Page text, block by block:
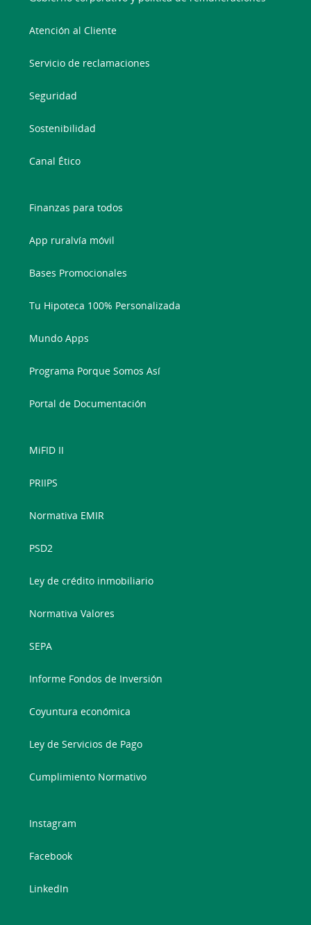
Atención al Cliente
Servicio de reclamaciones
Seguridad
Sostenibilidad
Canal Ético
Finanzas para todos
App ruralvía móvil
Bases Promocionales
Tu Hipoteca 100% Personalizada
Mundo Apps
Programa Porque Somos Así
Portal de Documentación
MiFID II
PRIIPS
Normativa EMIR
PSD2
Ley de crédito inmobiliario
Normativa Valores
SEPA
Informe Fondos de Inversión
Coyuntura económica
Ley de Servicios de Pago
Cumplimiento Normativo
Instagram
Facebook
LinkedIn